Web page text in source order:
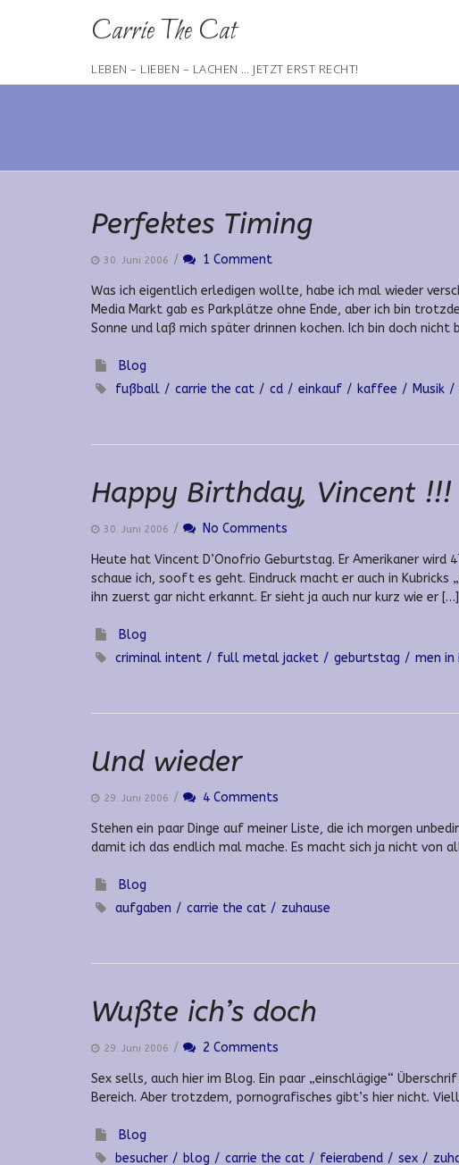
Carrie The Cat
LEBEN – LIEBEN – LACHEN … JETZT ERST RECHT!
Perfektes Timing
30. Juni 2006 / 1 Comment
Was ich eigentlich erledigen wollte, habe ich mal wieder
Media Markt gab es Parkplätze ohne Ende, aber ich bin
Sonne und laß mich später drinnen kochen. Ich bin doch nicht
Blog
fußball
carrie the cat cd einkauf kaffee Musik
Happy Birthday, Vincent !!!
30. Juni 2006 / No Comments
Heute hat Vincent D’Onofrio Geburtstag. Er Amerikaner
schaue ich, sooft es geht. Eindruck macht er auch in Kubricks
ihn zuerst gar nicht erkannt. Er sieht ja auch nur kurz wie er […]
Blog
criminal intent
full metal jacket geburtstag men in
Und wieder
29. Juni 2006 / 4 Comments
Stehen ein paar Dinge auf meiner Liste, die ich morgen
damit ich das endlich mal mache. Es macht sich ja nicht von
Blog
aufgaben
carrie the cat
zuhause
Wußte ich’s doch
29. Juni 2006 / 2 Comments
Sex sells, auch hier im Blog. Ein paar „einschlägige“
Bereich. Aber trotzdem, pornografisches gibt’s hier nicht.
Blog
besucher
blog carrie the cat feierabend sex